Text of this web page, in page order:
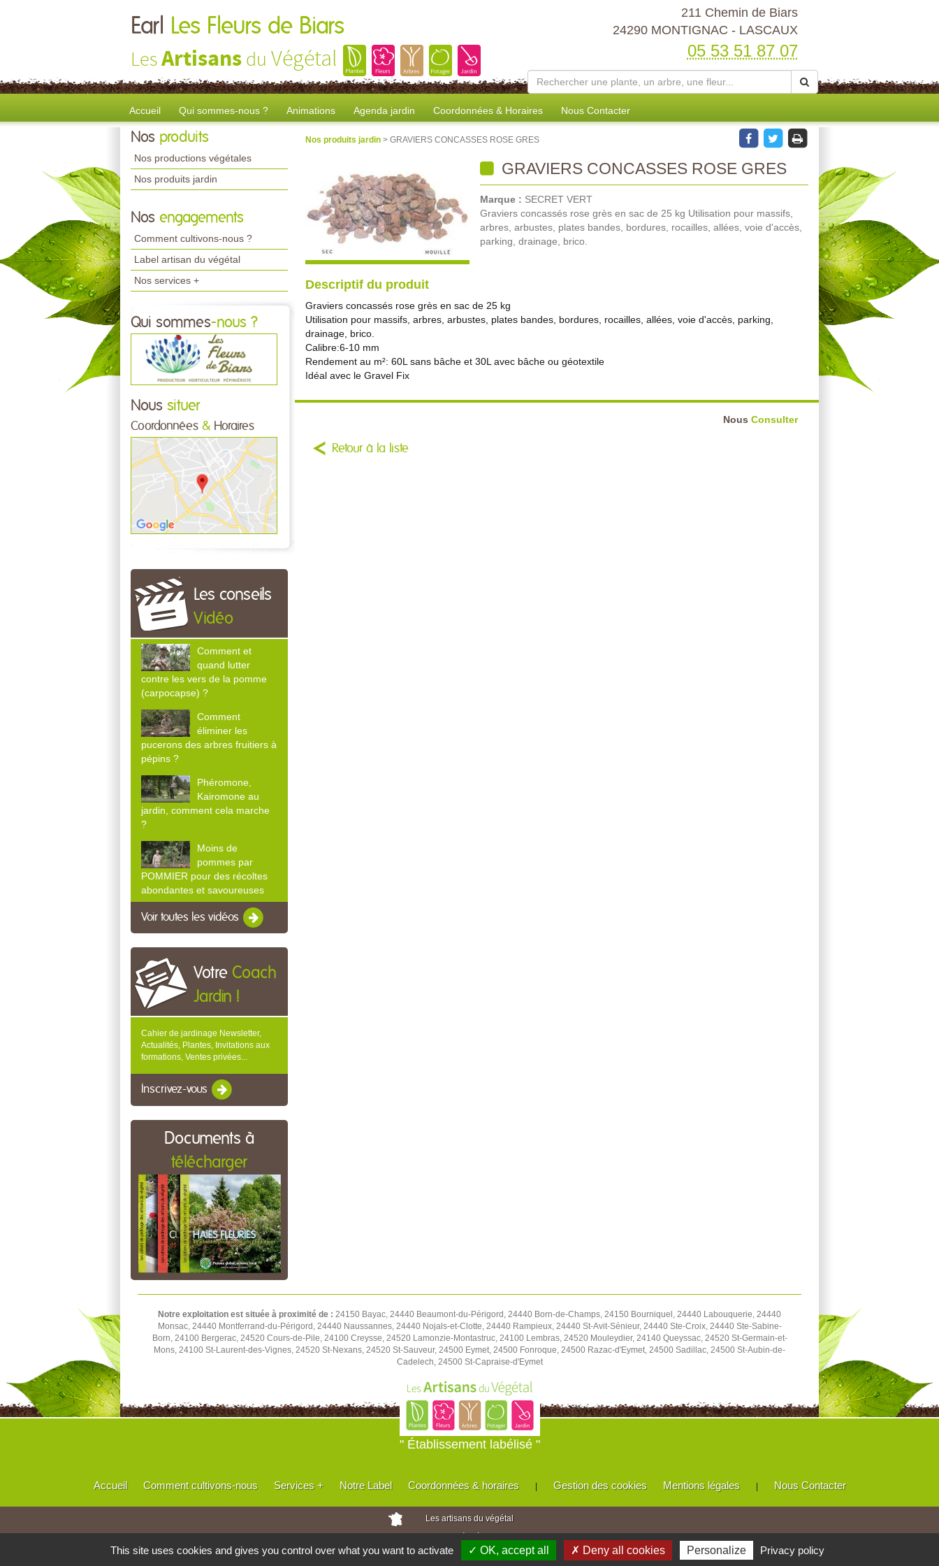
Earl Les Fleurs de Biars
LesArtisans du Végétal
211 Chemin de Biars
24290 MONTIGNAC - LASCAUX
05 53 51 87 07
Accueil Qui sommes-nous ? Animations Agenda jardin Coordonnées & Horaires Nous Contacter
Nos produits
Nos productions végétales
Nos produits jardin
Nos engagements
Comment cultivons-nous ?
Label artisan du végétal
Nos services +
Qui sommes-nous ?
Nous situer
Coordonnées & Horaires
Les conseils
Vidéo
Comment et
quand lutter
contre les vers de la pomme
(carpocapse) ?
Comment
éliminer les
pucerons des arbres fruitiers à
pépins ?
Phéromone,
Kairomone au
jardin, comment cela marche
?
Moins de
pommes par
POMMIER pour des récoltes
abondantes et savoureuses
Voir toutes les vidéos
Votre Coach
Jardin !
Cahier de jardinage Newsletter,
Actualités, Plantes, Invitations aux
formations, Ventes privées...
Inscrivez-vous
Documents à
télécharger
Nos produits jardin > GRAVIERS CONCASSES ROSE GRES
GRAVIERS CONCASSES ROSE GRES
Marque : SECRET VERT
Graviers concassés rose grès en sac de 25 kg Utilisation pour massifs,
arbres, arbustes, plates bandes, bordures, rocailles, allées, voie d'accès,
parking, drainage, brico.
Descriptif du produit
Graviers concassés rose grès en sac de 25 kg
Utilisation pour massifs, arbres, arbustes, plates bandes, bordures, rocailles, allées, voie d'accès, parking,
drainage, brico.
Calibre:6-10 mm
Rendement au m²: 60L sans bâche et 30L avec bâche ou géotextile
Idéal avec le Gravel Fix
Nous Consulter
Retour à la liste
Notre exploitation est située à proximité de : 24150 Bayac, 24440 Beaumont-du-Périgord, 24440 Born-de-Champs, 24150 Bourniquel, 24440 Labouquerie, 24440
Monsac, 24440 Montferrand-du-Périgord, 24440 Naussannes, 24440 Nojals-et-Clotte, 24440 Rampieux, 24440 St-Avit-Sénieur, 24440 Ste-Croix, 24440 Ste-Sabine-
Born, 24100 Bergerac, 24520 Cours-de-Pile, 24100 Creysse, 24520 Lamonzie-Montastruc, 24100 Lembras, 24520 Mouleydier, 24140 Queyssac, 24520 St-Germain-et-
Mons, 24100 St-Laurent-des-Vignes, 24520 St-Nexans, 24520 St-Sauveur, 24500 Eymet, 24500 Fonroque, 24500 Razac-d'Eymet, 24500 Sadillac, 24500 St-Aubin-de-
Cadelech, 24500 St-Capraise-d'Eymet
" Établissement labélisé "
Accueil Comment cultivons-nous Services + Notre Label Coordonnées & horaires | Gestion des cookies Mentions légales | Nous Contacter
Les artisans du végétal
Horticulteurs et pépinièristes de France
WEBEnseignes
This site uses cookies and gives you control over what you want to activate ✓ OK, accept all ✗ Deny all cookies Personalize Privacy policy